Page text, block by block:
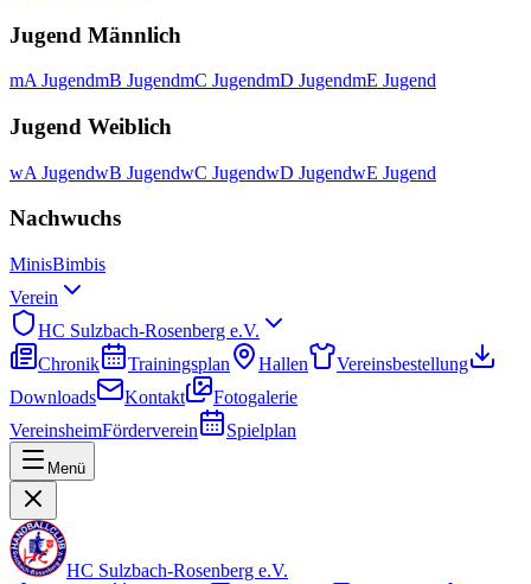
Jugend Männlich
mA JugendmB JugendmC JugendmD JugendmE Jugend
Jugend Weiblich
wA JugendwB JugendwC JugendwD JugendwE Jugend
Nachwuchs
MinisBimbis
Verein
HC Sulzbach-Rosenberg e.V.
Chronik
Trainingsplan Hallen
Vereinsbestellung
Downloads
Kontakt
Fotogalerie
VereinsheimFörderverein Spielplan
Menü
HC Sulzbach-Rosenberg e.V.